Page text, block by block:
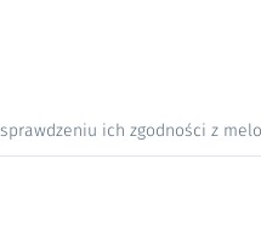
ich zgodności z